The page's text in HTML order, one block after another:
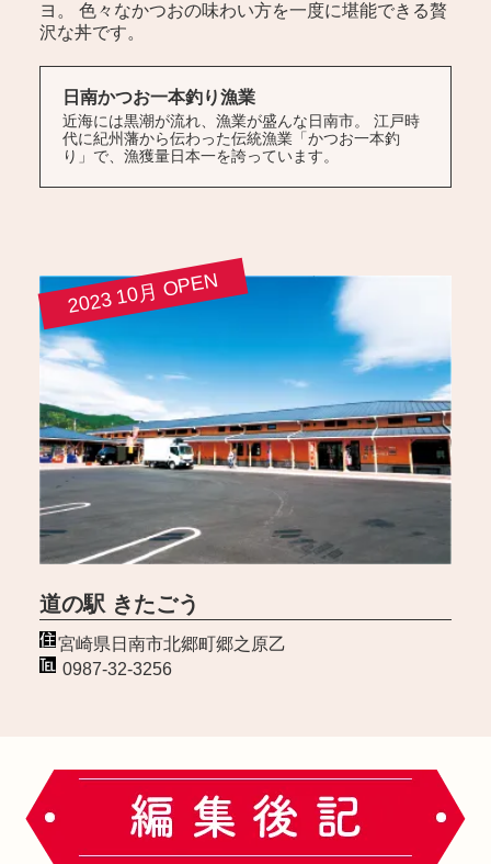
ヨ。 色々なかつおの味わい方を一度に堪能できる贅
沢な丼です。
日南かつお一本釣り漁業
近海には黒潮が流れ、漁業が盛んな日南市。 江戸時
代に紀州藩から伝わった伝統漁業「かつお一本釣
り」で、漁獲量日本一を誇っています。
道の駅 きたごう
宮崎県日南市北郷町郷之原乙
0987-32-3256